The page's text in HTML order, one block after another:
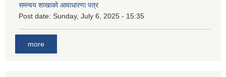
समन्वय शाखाको आवाधारणा पत्र
Post date: Sunday, July 6, 2025 - 15:35
more